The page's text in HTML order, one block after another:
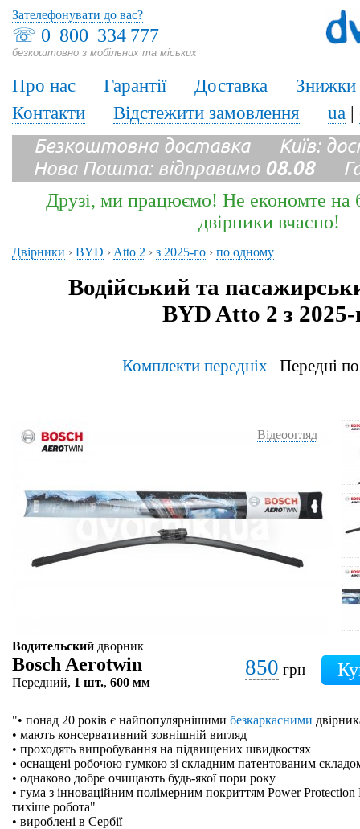
☏ 0 800 334 777
безкоштовно з мобільних та міських
Зателефонувати до вас?
Про нас Гарантії Доставка
Знижки
Контакти
Відстежити замовлення ua |
Безкоштовна доставка Київ:
Нова Пошта: відправимо 08.08
Друзі, ми працюємо! Не економте на
двірники вчасно!
Двірники › BYD › Atto 2 › з 2025-го › по одному
Водійський та
BYD Atto 2 з 2025-
Комплекти передніхПередні
Відеоогляд
Водительский дворник
Bosch Aerotwin
Передний, 1 шт., 600 мм
850 грн
"• понад 20 років є найпопулярнішими безкаркасними
• мають консервативний зовнішній вигляд
• проходять випробування на підвищених швидкостях
• оснащені робочою гумкою зі складним патентованим
• однаково добре очищають будь-якої пори року
• гума з інноваційним полімерним покриттям Power
тихіше робота"
• вироблені в Сербії